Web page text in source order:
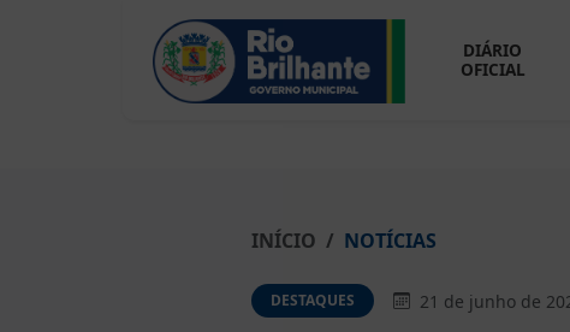
DIÁRIO
OFICIAL
INÍCIO NOTÍCIAS
DESTAQUES 21 de junho de